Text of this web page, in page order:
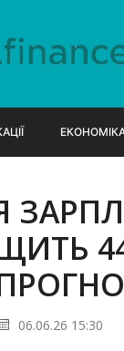
06.06.26 15:30